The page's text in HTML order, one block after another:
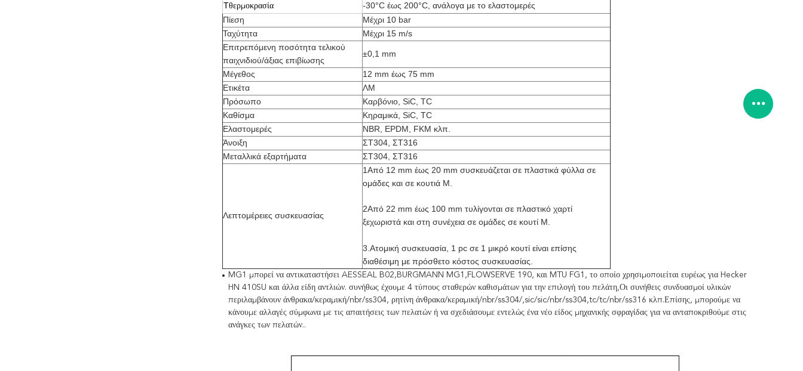
Τθερμοκρασία
-30°C έως 200°C, ανάλογα με το ελαστομερές
Πίεση
Μέχρι 10 bar
Ταχύτητα
Μέχρι 15 m/s
Επιτρεπόμενη ποσότητα τελικού
παιχνιδιού/άξιας επιβίωσης
±0,1 mm
Μέγεθος
12 mm έως 75 mm
Ετικέτα
ΛΜ
Πρόσωπο
Καρβόνιο, SiC, TC
Καθίσμα
Κηραμικά, SiC, TC
Ελαστομερές
NBR, EPDM, FKM κλπ.
Άνοιξη
ΣΤ304, ΣΤ316
Μεταλλικά εξαρτήματα
ΣΤ304, ΣΤ316
Λεπτομέρειες συσκευασίας
1Από 12 mm έως 20 mm συσκευάζεται σε πλαστικά φύλλα σε
ομάδες και σε κουτιά M.
2Από 22 mm έως 100 mm τυλίγονται σε πλαστικό χαρτί
ξεχωριστά και στη συνέχεια σε ομάδες σε κουτί M.
3.Ατομική συσκευασία, 1 pc σε 1 μικρό κουτί είναι επίσης
διαθέσιμη με πρόσθετο κόστος συσκευασίας.
MG1 μπορεί να αντικαταστήσει AESSEAL B02,BURGMANN MG1,FLOWSERVE 190, και MTU FG1, το οποίο χρησιμοποιείται ευρέως για Hecker
HN 410SU και άλλα είδη αντλιών. συνήθως έχουμε 4 τύπους σταθερών καθισμάτων για την επιλογή του πελάτη,Οι συνήθεις συνδυασμοί υλικών
περιλαμβάνουν άνθρακα/κεραμική/nbr/ss304, ρητίνη άνθρακα/κεραμική/nbr/ss304/,sic/sic/nbr/ss304,tc/tc/nbr/ss316 κλπ.Επίσης, μπορούμε να
κάνουμε αλλαγές σύμφωνα με τις απαιτήσεις των πελατών ή να σχεδιάσουμε εντελώς ένα νέο είδος μηχανικής σφραγίδας για να ανταποκριθούμε στις
ανάγκες των πελατών..